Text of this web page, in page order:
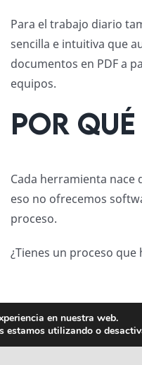
Para el trabajo diario
sencilla e intuitiva que
documentos en PDF a
equipos.
Por
Cada herramienta
eso no ofrecemos
proceso.
¿Tienes un proceso que
en nuestra web.
estamos utilizando o